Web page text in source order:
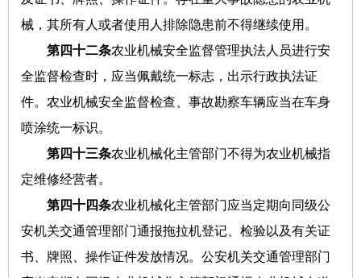
械，其所有人或者使用人排除隐患前不得继续使用。
第四十二条农业机械安全监督管理执法人员进行安
全监督检查时，应当佩戴统一标志，出示行政执法证
件。农业机械安全监督检查、事故勘察车辆应当在车身
喷涂统一标识。
第四十三条农业机械化主管部门不得为农业机械指
定维修经营者。
第四十四条农业机械化主管部门应当定期向同级公
安机关交通管理部门通报拖拉机登记、检验以及有关证
书、牌照、操作证件发放情况。公安机关交通管理部门